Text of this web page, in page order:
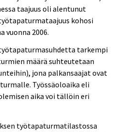
taajuus oli alentunut
työtapaturmataajuus kohosi
vuonna 2006.
tarkempi
määrä suhteutetaan
jona palkansaajat ovat
Työssäoloaika eli
aika voi tällöin eri
työtapaturmatilastossa